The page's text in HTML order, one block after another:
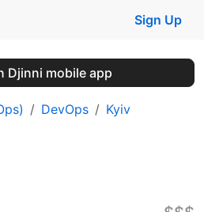
Sign Up
Djinni mobile app
DevOps Kyiv